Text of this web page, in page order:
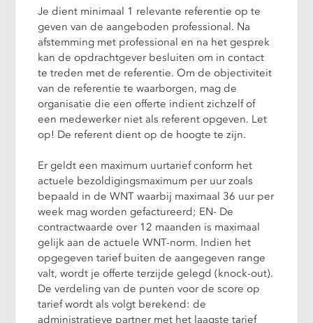
Je dient minimaal 1 relevante referentie op te
geven van de aangeboden professional. Na
afstemming met professional en na het gesprek
kan de opdrachtgever besluiten om in contact
te treden met de referentie. Om de objectiviteit
van de referentie te waarborgen, mag de
organisatie die een offerte indient zichzelf of
een medewerker niet als referent opgeven. Let
op! De referent dient op de hoogte te zijn.
Er geldt een maximum uurtarief conform het
actuele bezoldigingsmaximum per uur zoals
bepaald in de WNT waarbij maximaal 36 uur per
week mag worden gefactureerd; EN- De
contractwaarde over 12 maanden is maximaal
gelijk aan de actuele WNT-norm. Indien het
opgegeven tarief buiten de aangegeven range
valt, wordt je offerte terzijde gelegd (knock-out).
De verdeling van de punten voor de score op
tarief wordt als volgt berekend: de
administratieve partner met het laagste tarief